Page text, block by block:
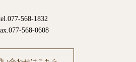
568-1832
568-0608